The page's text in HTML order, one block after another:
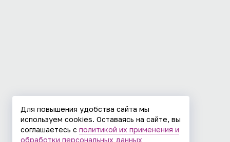
Для повышения удобства сайта мы
используем cookies. Оставаясь на сайте, вы
соглашаетесь с политикой их применения и
обработки персональных данных